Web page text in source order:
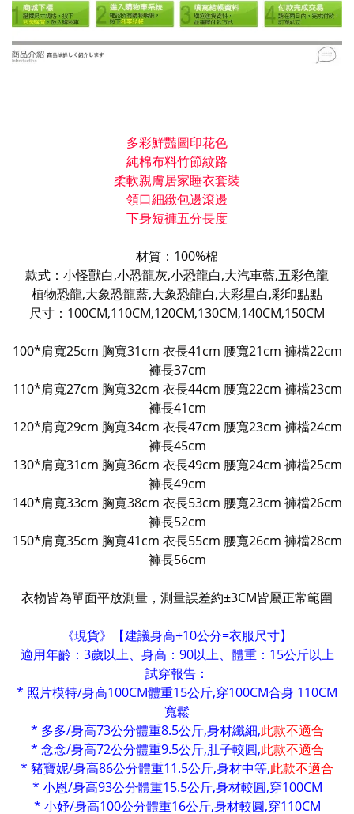
多彩鮮豔圖印花色
純棉布料竹節紋路
柔軟親膚居家睡衣套裝
領口細緻包邊滾邊
下身短褲五分長度
材質：100%棉
款式：小怪獸白,小恐龍灰,小恐龍白,大汽車藍,五彩色龍
植物恐龍,大象恐龍藍,大象恐龍白,大彩星白,彩印點點
尺寸：100CM,110CM,120CM,130CM,140CM,150CM
100*肩寬25cm 胸寬31cm 衣長41cm 腰寬21cm 褲檔22cm
褲長37cm
110*肩寬27cm 胸寬32cm 衣長44cm 腰寬22cm 褲檔23cm
褲長41cm
120*肩寬29cm 胸寬34cm 衣長47cm 腰寬23cm 褲檔24cm
褲長45cm
130*肩寬31cm 胸寬36cm 衣長49cm 腰寬24cm 褲檔25cm
褲長49cm
140*肩寬33cm 胸寬38cm 衣長53cm 腰寬23cm 褲檔26cm
褲長52cm
150*肩寬35cm 胸寬41cm 衣長55cm 腰寬26cm 褲檔28cm
褲長56cm
衣物皆為單面平放測量，測量誤差約±3CM皆屬正常範圍
《現貨》【建議身高+10公分=衣服尺寸】
適用年齡：3歲以上、身高：90以上、體重：15公斤以上
試穿報告：
* 照片模特/身高100CM體重15公斤,穿100CM合身 110CM
寬鬆
* 多多/身高73公分體重8.5公斤,身材纖細,此款不適合
* 念念/身高72公分體重9.5公斤,肚子較圓,此款不適合
* 豬寶妮/身高86公分體重11.5公斤,身材中等,此款不適合
* 小恩/身高93公分體重15.5公斤,身材較圓,穿100CM
* 小妤/身高100公分體重16公斤,身材較圓,穿110CM